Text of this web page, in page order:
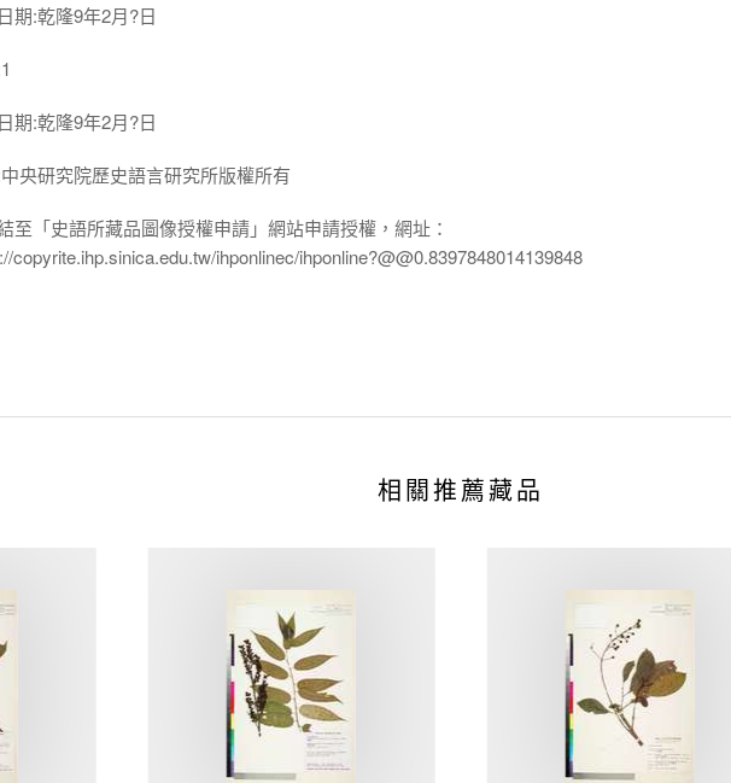
期:乾隆9年2月?日
期:乾隆9年2月?日
央研究院歷史語言研究所版權所有
至「史語所藏品圖像授權申請」網站申請授權，網址：
copyrite.ihp.sinica.edu.tw/ihponlinec/ihponline?@@0.8397848014139848
相關推薦藏品